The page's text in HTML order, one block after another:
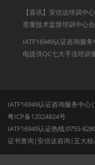
【喜讯】安信达培训中
质量技术监督培训中心
IATF16949认证咨询服
电提供QC七大手法培训
IATF16949认证咨询服务中
粤ICP备12024824号
IATF16949认证热线:0755-
证书查询 |安信达咨询 | 五大